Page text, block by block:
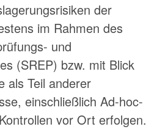
der
im Rahmen des
und
(SREP) bzw. mit Blick
als Teil anderer
einschließlich Ad-hoc-
vor Ort erfolgen.